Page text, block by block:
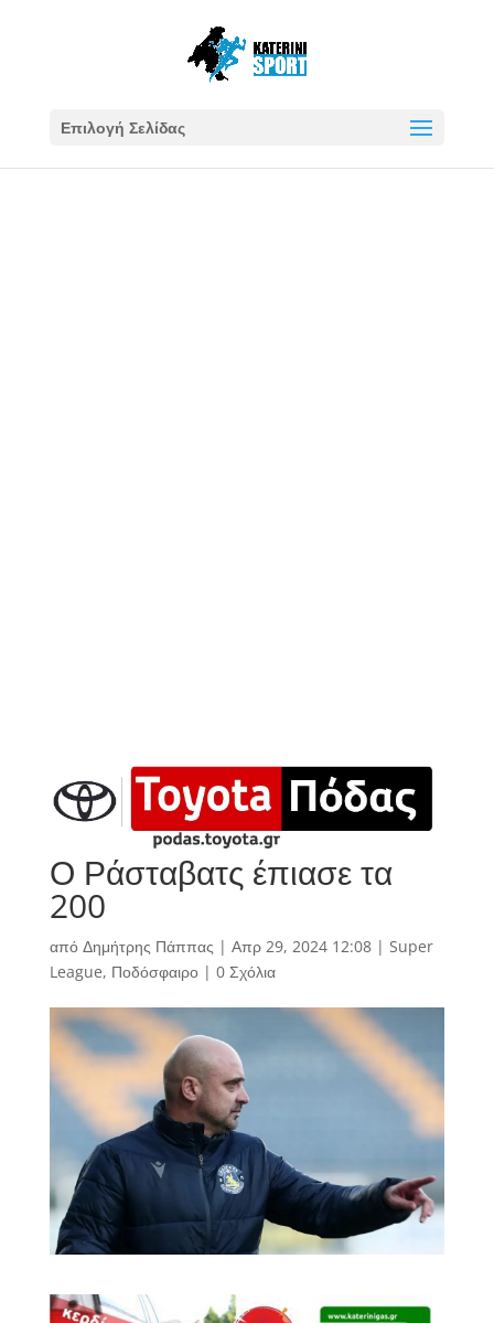
Επιλογή Σελίδας
Ο Ράσταβατς έπιασε τα
200
από Δημήτρης Πάππας | Απρ 29, 2024 12:08| Super
League, Ποδόσφαιρο| 0 Σχόλια